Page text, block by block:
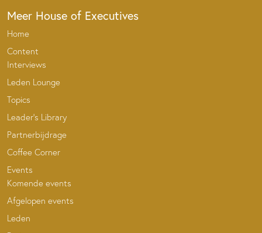
Meer House of Executives
Home
Content
Interviews
Leden Lounge
Topics
Leader’s Library
Partnerbijdrage
Coffee Corner
Events
Komende events
Afgelopen events
Leden